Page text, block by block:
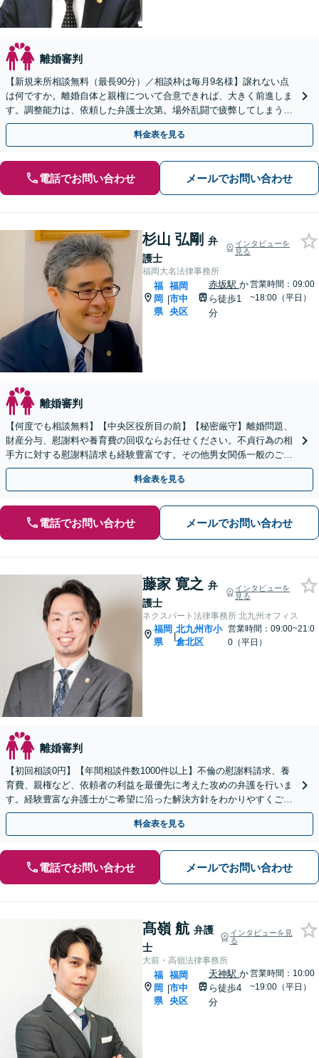
離婚審判
【新規来所相談無料（最長90分）／相談枠は毎月9名様】譲れない点
は何ですか。離婚自体と親権について合意できれば、大きく前進しま
す。調整能力は、依頼した弁護士次第。場外乱闘で疲弊してしまう前
に、私に任せてみませんか。
料金表を見る
電話でお問い合わせ メールでお問い合わせ
杉山 弘剛 弁
護士
インタビューを
見る
福岡大名法律事務所
福
岡
県
|
福岡
市中
央区
赤坂駅 か
ら徒歩1
分
営業時間：09:00
~18:00（平日）
離婚審判
【何度でも相談無料】【中央区役所目の前】【秘密厳守】離婚問題、
財産分与、慰謝料や養育費の回収ならお任せください。不貞行為の相
手方に対する慰謝料請求も経験豊富です。その他男女関係一般のご相
談も。【天神駅徒歩5分】
料金表を見る
電話でお問い合わせ メールでお問い合わせ
藤家 寛之 弁
護士
インタビューを
見る
ネクスパート法律事務所 北九州オフィス
福岡
県
|
北九州市小
倉北区
営業時間：09:00~21:0
0（平日）
離婚審判
【初回相談0円】【年間相談件数1000件以上】不倫の慰謝料請求、養
育費、親権など、依頼者の利益を最優先に考えた攻めの弁護を行いま
す。経験豊富な弁護士がご希望に沿った解決方針をわかりやすくご提
案します。お気軽にお問合せ下さい。
料金表を見る
電話でお問い合わせ メールでお問い合わせ
髙嶺 航 弁護
士
インタビューを見
る
大前・高嶺法律事務所
福
岡
県
|
福岡
市中
央区
天神駅 か
ら徒歩4
分
営業時間：10:00
~19:00（平日）